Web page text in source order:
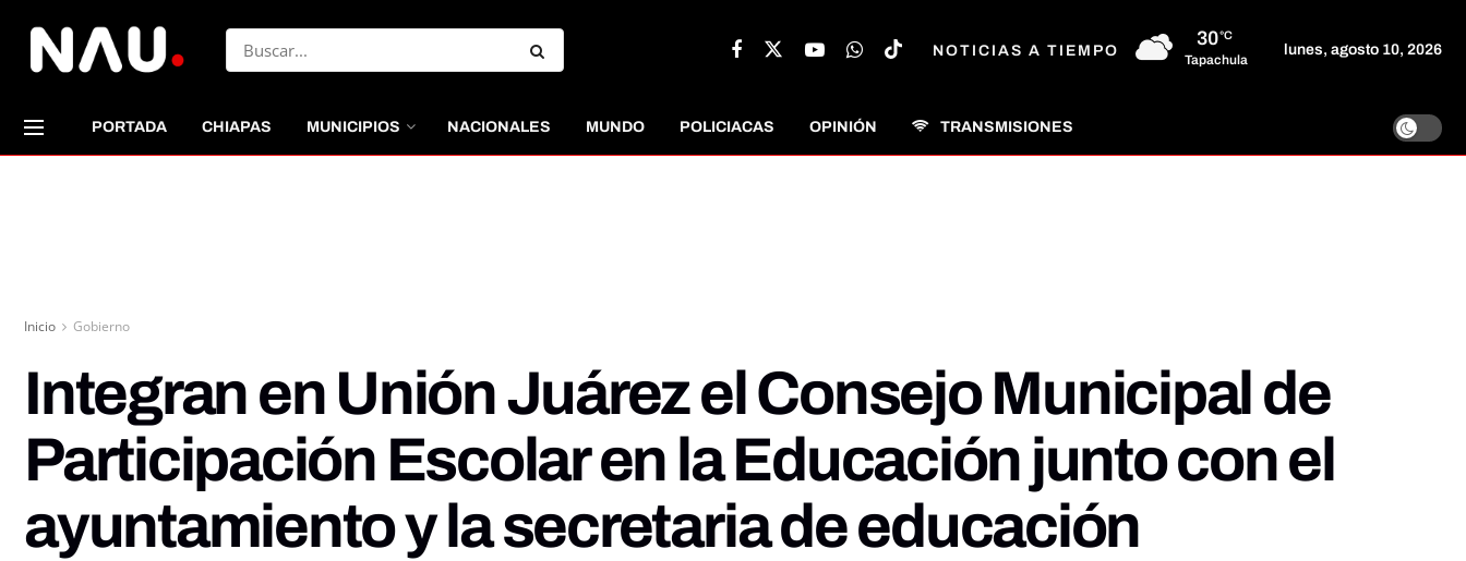
NOTICIAS A TIEMPO
30°C
Tapachula
lunes, agosto 10, 2026
PORTADA CHIAPAS MUNICIPIOS NACIONALES MUNDO POLICIACAS OPINIÓN TRANSMISIONES
Inicio Gobierno
Integran en Unión Juárez el Consejo Municipal de
Participación Escolar en la Educación junto con el
ayuntamiento y la secretaria de educación